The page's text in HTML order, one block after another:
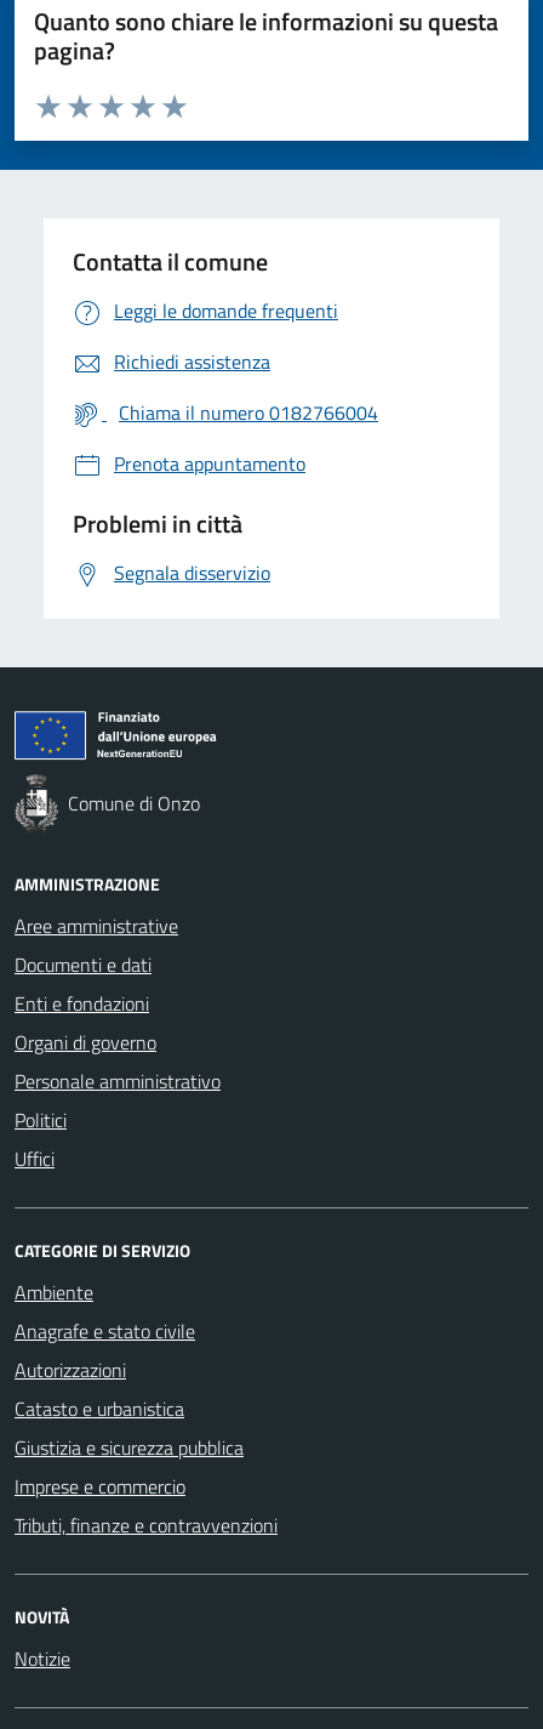
Quanto sono chiare le informazioni su questa
pagina?
Valuta da 1 a 5 stelle la pagina
Valuta 5 stelle su 5
Valuta 4 stelle su 5
Valuta 3 stelle su 5
Valuta 2 stelle su 5
Valuta 1 stelle su 5
Contatta il comune
Leggi le domande frequenti
Richiedi assistenza
Chiama il numero 0182766004
Prenota appuntamento
Problemi in città
Segnala disservizio
Comune di Onzo
AMMINISTRAZIONE
Aree amministrative
Documenti e dati
Enti e fondazioni
Organi di governo
Personale amministrativo
Politici
Uffici
CATEGORIE DI SERVIZIO
Ambiente
Anagrafe e stato civile
Autorizzazioni
Catasto e urbanistica
Giustizia e sicurezza pubblica
Imprese e commercio
Tributi, finanze e contravvenzioni
NOVITÀ
Notizie